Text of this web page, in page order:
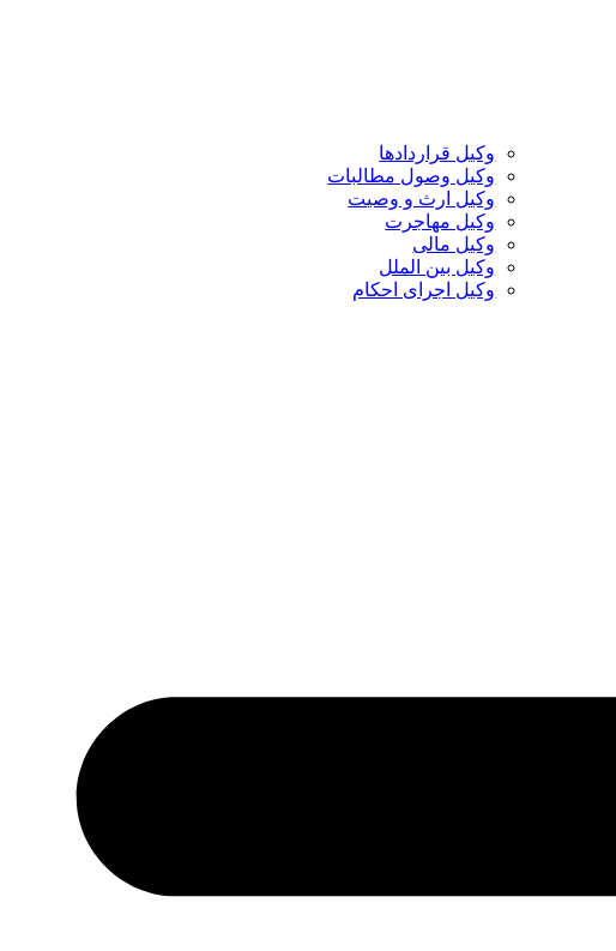
وکیل قراردادها
وکیل وصول مطالبات
وکیل ارث و وصیت
وکیل مهاجرت
وکیل مالی
وکیل بین الملل
وکیل اجرای احکام